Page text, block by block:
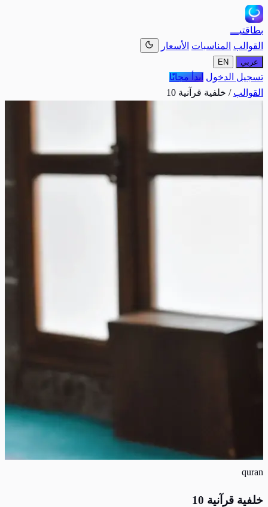
بطاقتيـــ
القوالب المناسبات الأسعار
عربي EN
تسجيل الدخول ابدأ مجانًا
القوالب / خلفية قرآنية 10
quran
خلفية قرآنية 10